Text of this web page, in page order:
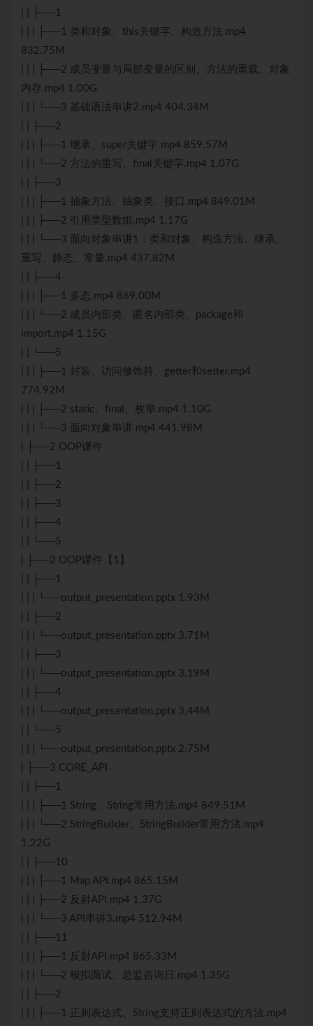
| | ├──1
| | | ├──1 类和对象、this关键字、构造方法.mp4
832.75M
| | | ├──2 成员变量与局部变量的区别、方法的重载、对象
内存.mp4 1.00G
| | | └──3 基础语法串讲2.mp4 404.34M
| | ├──2
| | | ├──1 继承、super关键字.mp4 859.57M
| | | └──2 方法的重写、final关键字.mp4 1.07G
| | ├──3
| | | ├──1 抽象方法、抽象类、接口.mp4 849.01M
| | | ├──2 引用类型数组.mp4 1.17G
| | | └──3 面向对象串讲1：类和对象、构造方法、继承、
重写、静态、常量.mp4 437.82M
| | ├──4
| | | ├──1 多态.mp4 869.00M
| | | └──2 成员内部类、匿名内部类、package和
import.mp4 1.15G
| | └──5
| | | ├──1 封装、访问修饰符、getter和setter.mp4
774.92M
| | | ├──2 static、final、枚举.mp4 1.10G
| | | └──3 面向对象串讲.mp4 441.98M
| ├──2 OOP课件
| | ├──1
| | ├──2
| | ├──3
| | ├──4
| | └──5
| ├──2 OOP课件【1】
| | ├──1
| | | └──output_presentation.pptx 1.93M
| | ├──2
| | | └──output_presentation.pptx 3.71M
| | ├──3
| | | └──output_presentation.pptx 3.19M
| | ├──4
| | | └──output_presentation.pptx 3.44M
| | └──5
| | | └──output_presentation.pptx 2.75M
| ├──3 CORE_API
| | ├──1
| | | ├──1 String、String常用方法.mp4 849.51M
| | | └──2 StringBuilder、StringBuilder常用方法.mp4
1.22G
| | ├──10
| | | ├──1 Map API.mp4 865.15M
| | | ├──2 反射API.mp4 1.37G
| | | └──3 API串讲3.mp4 512.94M
| | ├──11
| | | ├──1 反射API.mp4 865.33M
| | | └──2 模拟面试、总监咨询日.mp4 1.35G
| | ├──2
| | | ├──1 正则表达式、String支持正则表达式的方法.mp4